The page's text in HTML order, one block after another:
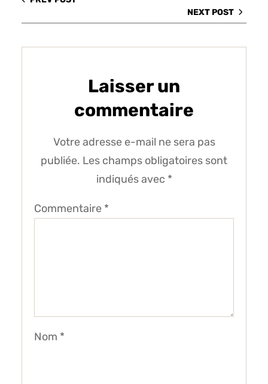
NEXT POST
Laisser un
commentaire
Votre adresse e-mail ne sera pas
publiée. Les champs obligatoires sont
indiqués avec *
Commentaire *
Nom *